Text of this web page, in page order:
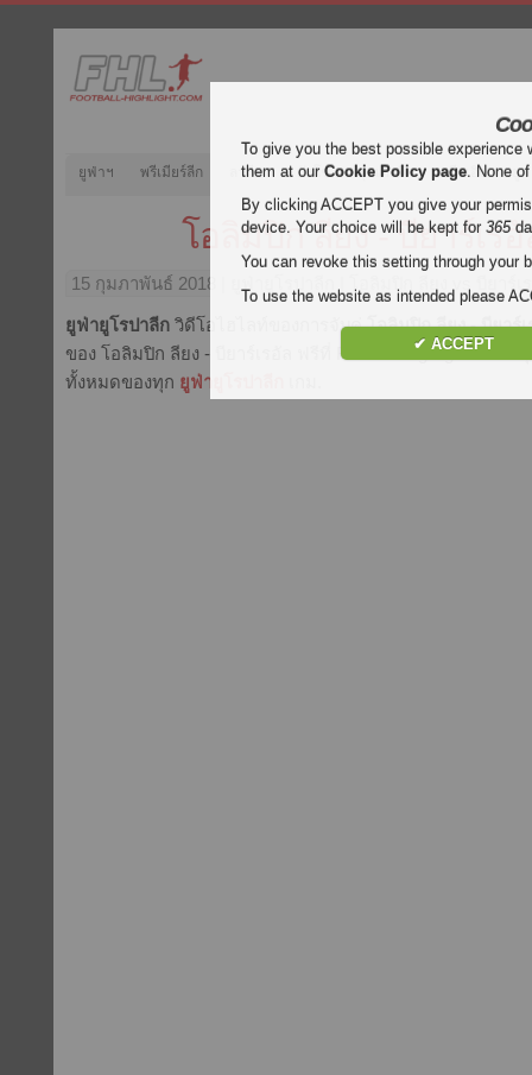
ยูฟ่าฯ พรีเมียร์ลีก ลาลีกา กัลโช่ บุนเดสลีกา ลีกเอิง ยู
โอลิมปิก ลียง - บียาร์เรอั
15 กุมภาพันธ์ 2018
ยูฟ่ายูโรปาลีก วิดีโอไฮไลท์ของการจับคู่โอลิมปิก ลียง - บียาร์เ
ของ โอลิมปิก ลียง - บียาร์เรอัล ฟรีที่ Football Highlight. เน้นส
ทั้งหมดของทุก ยูฟ่ายูโรปาลีก
To give you the best possible
them at ourCookie Policy page. None
By clicking ACCEPT you give your
device. Your choice will be kept for365
You can revoke this setting through your
To use the website as intended please
✔ ACCEPT